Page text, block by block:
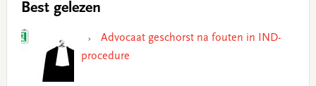
Best gelezen
Advocaat geschorst na fouten in IND-
procedure